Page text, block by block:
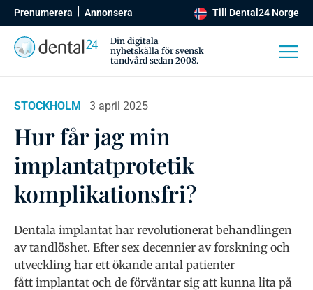
Prenumerera Annonsera Till Dental24 Norge
Din digitala
nyhetskälla för svensk
tandvård sedan 2008.
STOCKHOLM 3 april 2025
Hur får jag min
implantatprotetik
komplikationsfri?
Dentala implantat har revolutionerat behandlingen
av tandlöshet. Efter sex decennier av forskning och
utveckling har ett ökande antal patienter
fått implantat och de förväntar sig att kunna lita på